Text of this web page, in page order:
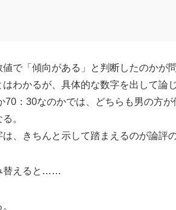
で「傾向がある」と判断したのかが問
わかるが、具体的な数字を出して論
70：30なのかでは、どちらも男の方
。
、きちんと示して踏まえるのが論評の
替えると……